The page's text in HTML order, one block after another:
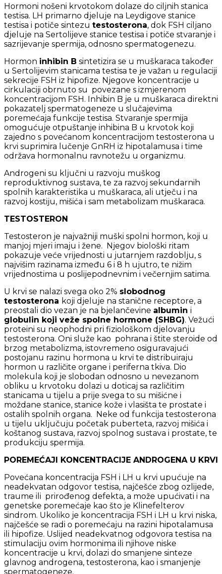
Hormoni nošeni krvotokom dolaze do ciljnih stanica
testisa. LH primarno djeluje na Leydigove stanice
testisa i potiče sintezu testosterona, dok FSH ciljano
djeluje na Sertolijeve stanice testisa i potiče stvaranje i
sazrijevanje spermija, odnosno spermatogenezu.
Hormon inhibin B sintetizira se u muškaraca također
u Sertolijevim stanicama testisa te je važan u regulaciji
sekrecije FSH iz hipofize. Njegove koncentracije u
cirkulaciji obrnuto su povezane s izmjerenom
koncentracijom FSH. Inhibin B je u muškaraca direktni
pokazatelj spermatogeneze u slučajevima
poremećaja funkcije testisa. Stvaranje spermija
omogućuje otpuštanje inhibina B u krvotok koji
zajedno s povećanom koncentracijom testosterona u
krvi suprimira lučenje GnRH iz hipotalamusa i time
održava hormonalnu ravnotežu u organizmu.
Androgeni su ključni u razvoju muškog
reproduktivnog sustava, te za razvoj sekundarnih
spolnih karakteristika u muškaraca, ali utječu i na
razvoj kostiju, mišića i sam metabolizam muškaraca.
TESTOSTERON
Testosteron je najvažniji muški spolni hormon, koji u
manjoj mjeri imaju i žene. Njegov biološki ritam
pokazuje veće vrijednosti u jutarnjem razdoblju, s
najvišim razinama između 6 i 8 h ujutro, te nižim
vrijednostima u poslijepodnevnim i večernjim satima.
U krvi se nalazi svega oko 2% slobodnog
testosterona koji djeluje na stanične receptore, a
preostali dio vezan je na bjelančevine albumin i
globulin koji veže spolne hormone (SHBG). Vežući
proteini su neophodni pri fiziološkom djelovanju
testosterona. Oni služe kao pohrana i štite steroide od
brzog metabolizma, istovremeno osiguravajući
postojanu razinu hormona u krvi te distribuiraju
hormon u različite organe i periferna tkiva. Dio
molekula koji je slobodan odnosno u nevezanom
obliku u krvotoku dolazi u doticaj sa različitim
stanicama u tijelu a prije svega to su mišićne i
moždane stanice, stanice kože i vlasišta te prostate i
ostalih spolnih organa. Neke od funkcija testosterona
u tijelu uključuju početak puberteta, razvoj mišića i
koštanog sustava, razvoj spolnog sustava i prostate, te
produkciju spermija.
POREMEĆAJI KONCENTRACIJE ANDROGENA U KRVI
Povećana koncentracija FSH i LH u krvi upućuje na
neadekvatan odgovor testisa, najčešće zbog ozlijede,
traume ili prirođenog defekta, a može upućivati i na
genetske poremećaje kao što je Klinefelterov
sindrom. Ukoliko je koncentracija FSH i LH u krvi niska,
najčešće se radi o poremećaju na razini hipotalamusa
ili hipofize. Uslijed neadekvatnog odgovora testisa na
stimulaciju ovim hormonima ili njihove niske
koncentracije u krvi, dolazi do smanjene sinteze
glavnog androgena, testosterona, kao i smanjenje
spermatogeneze.